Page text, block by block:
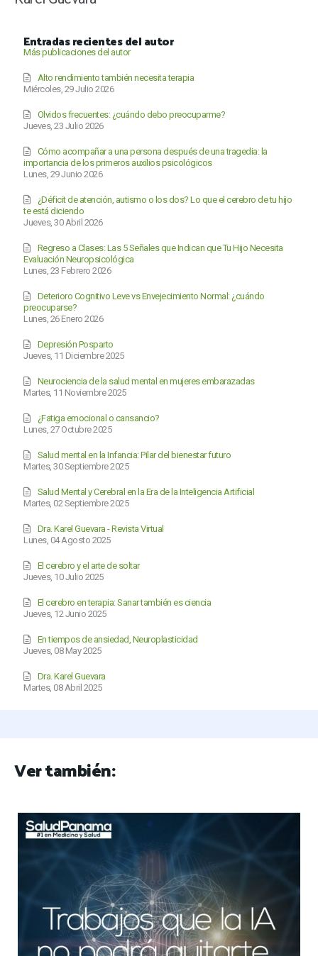
Entradas recientes del autor
Más publicaciones del autor
Miércoles, 29 Julio 2026
Alto rendimiento también necesita terapia
Jueves, 23 Julio 2026
Olvidos frecuentes: ¿cuándo debo preocuparme?
Lunes, 29 Junio 2026
Cómo acompañar a una persona después de una tragedia: la
importancia de los primeros auxilios psicológicos
Jueves, 30 Abril 2026
¿Déficit de atención, autismo o los dos? Lo que el cerebro de tu hijo
te está diciendo
Lunes, 23 Febrero 2026
Regreso a Clases: Las 5 Señales que Indican que Tu Hijo Necesita
Evaluación Neuropsicológica
Lunes, 26 Enero 2026
Deterioro Cognitivo Leve vs Envejecimiento Normal: ¿cuándo
preocuparse?
Jueves, 11 Diciembre 2025
Depresión Posparto
Martes, 11 Noviembre 2025
Neurociencia de la salud mental en mujeres embarazadas
Lunes, 27 Octubre 2025
¿Fatiga emocional o cansancio?
Martes, 30 Septiembre 2025
Salud mental en la Infancia: Pilar del bienestar futuro
Martes, 02 Septiembre 2025
Salud Mental y Cerebral en la Era de la Inteligencia Artificial
Lunes, 04 Agosto 2025
Dra. Karel Guevara - Revista Virtual
Jueves, 10 Julio 2025
El cerebro y el arte de soltar
Jueves, 12 Junio 2025
El cerebro en terapia: Sanar también es ciencia
Jueves, 08 May 2025
En tiempos de ansiedad, Neuroplasticidad
Martes, 08 Abril 2025
Dra. Karel Guevara
Ver también: